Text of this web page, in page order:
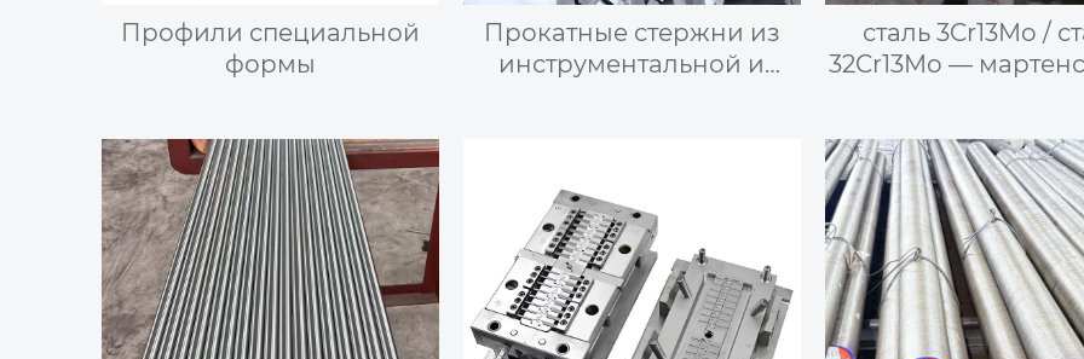
Профили специальной
формы
Прокатные стержни из
инструментальной и
сталь 3Cr13Mo /
32Cr13Mo —